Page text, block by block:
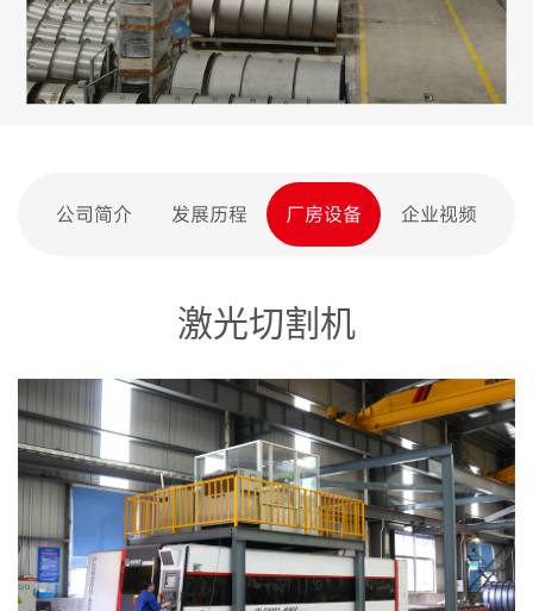
公司简介 发展历程 厂房设备 企业视频
激光切割机